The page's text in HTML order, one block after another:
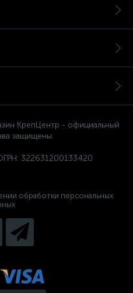
КрепЦентр - официальный
защищены.
322631200133420
обработки персональных